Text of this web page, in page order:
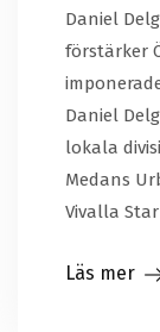
Daniel
förstärker
Daniel
lokala
Medans
Vivalla
Läs mer